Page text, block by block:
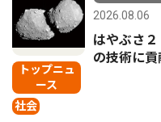
トップニュ
ース
社会
2026.08.06
はやぶさ
の技術に貢